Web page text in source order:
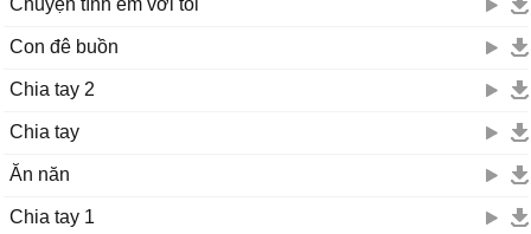
Chuyện tình em với tôi
Con đê buồn
Chia tay 2
Chia tay
Ăn năn
Chia tay 1